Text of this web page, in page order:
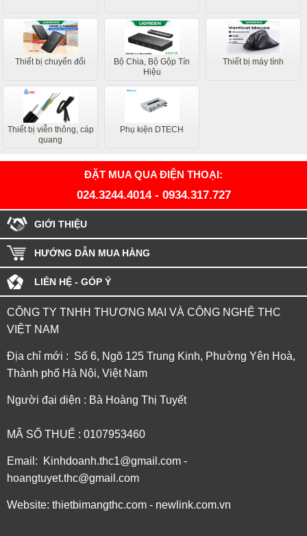
Thiết bị chuyển đổi
Bộ Chia, Bộ Gộp Tín
Hiệu
Thiết bị máy tính
Thiết bị viễn thông, cáp
quang
Phụ kiện DTECH
ĐẶT MUA QUA ĐIỆN THOẠI:
024.3244.4014- 0934.317.727
GIỚI THIỆU
HƯỚNG DẪN MUA HÀNG
LIÊN HỆ - GÓP Ý
CÔNG TY TNHH THƯƠNG MẠI VÀ CÔNG NGHỆ THC
VIỆT NAM
Địa chỉ mới : Số 6, Ngõ 125 Trung Kinh, Phường Yên Hoà,
Thành phố Hà Nội, Việt Nam
Người đại diện : Bà Hoàng Thị Tuyết
MÃ SỐ THUẾ : 0107953460
Email: Kinhdoanh.thc1@gmail.com -
hoangtuyet.thc@gmail.com
Website: thietbimangthc.com - newlink.com.vn